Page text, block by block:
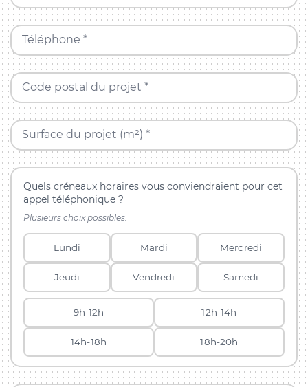
Téléphone *
Code postal du projet *
Surface du projet (m²) *
Quels créneaux horaires vous conviendraient pour cet
appel téléphonique ?
Plusieurs choix possibles.
Lundi Mardi Mercredi
Jeudi Vendredi Samedi
9h-12h 12h-14h
14h-18h 18h-20h